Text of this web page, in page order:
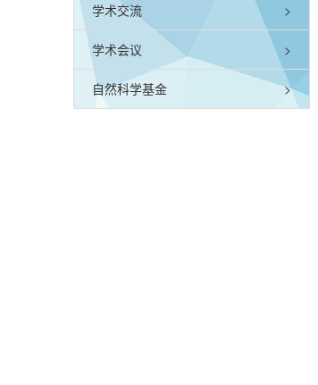
>
学术交流
>
学术会议
>
自然科学基金